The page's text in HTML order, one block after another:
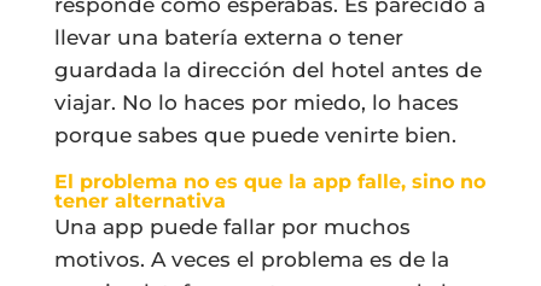
llevar una batería externa o tener
guardada la dirección del hotel antes de
viajar. No lo haces por miedo, lo haces
porque sabes que puede venirte bien.
El problema no es que la app falle, sino no
tener alternativa
Una app puede fallar por muchos
motivos. A veces el problema es de la